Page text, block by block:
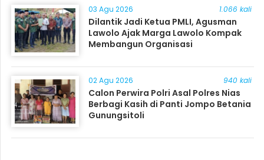
03 Agu 2026 1.066 kali
Dilantik Jadi Ketua PMLI, Agusman
Lawolo Ajak Marga Lawolo Kompak
Membangun Organisasi
02 Agu 2026 940 kali
Calon Perwira Polri Asal Polres Nias
Berbagi Kasih di Panti Jompo Betania
Gunungsitoli